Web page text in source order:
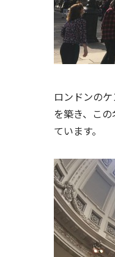
ロンドンの
を築き、こ
ています。